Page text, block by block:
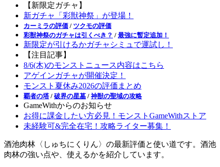
【新限定ガチャ】
新ガチャ「彩獣神祭」が登場！
カーミラの評価 / ツクモの評価
彩獣神祭のガチャは引くべき？ / 最強に暫定追加！
新限定が引けるかガチャシミュで運試し！
【注目記事】
8/6(木)のモンストニュース内容はこちら
アゲインガチャが開催決定！
モンスト夏休み2026の評価まとめ
覇者の塔 / 破界の星墓 / 神獣の聖域の攻略
GameWithからのお知らせ
お得に課金したい方必見！モンストGameWithストア
未経験可&完全在宅！攻略ライター募集！
酒池肉林〈しゅちにくりん〉の最新評価と使い道です。酒池
肉林の強い点や、使えるかを紹介しています。